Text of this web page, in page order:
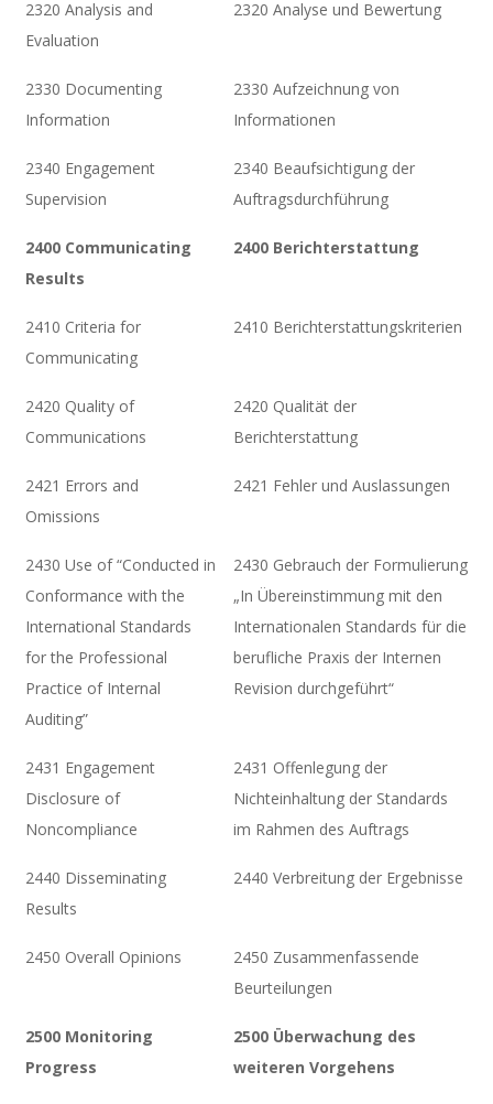
2320 Analysis and
Evaluation
2320 Analyse und Bewertung
2330 Documenting
Information
2330 Aufzeichnung von
Informationen
2340 Engagement
Supervision
2340 Beaufsichtigung der
Auftragsdurchführung
2400 Communicating
Results
2400 Berichterstattung
2410 Criteria for
Communicating
2410 Berichterstattungskriterien
2420 Quality of
Communications
2420 Qualität der
Berichterstattung
2421 Errors and
Omissions
2421 Fehler und Auslassungen
2430 Use of “Conducted in
Conformance with the
International Standards
for the Professional
Practice of Internal
Auditing”
2430 Gebrauch der Formulierung
„In Übereinstimmung mit den
Internationalen Standards für die
berufliche Praxis der Internen
Revision durchgeführt“
2431 Engagement
Disclosure of
Noncompliance
2431 Offenlegung der
Nichteinhaltung der Standards
im Rahmen des Auftrags
2440 Disseminating
Results
2440 Verbreitung der Ergebnisse
2450 Overall Opinions
2450 Zusammenfassende
Beurteilungen
2500 Monitoring
Progress
2500 Überwachung des
weiteren Vorgehens